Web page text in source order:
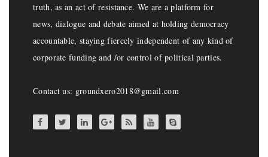
truth, as an act of resistance. We are a platform for
news, dialogue and debate aimed at holding democracy
accountable, staying fiercely independent of any kind of
corporate funding and /or control of political parties.
Contact us: groundxero2018@gmail.com